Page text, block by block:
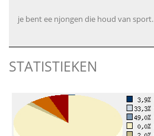
je bent ee njongen die houd van sport.
STATISTIEKEN